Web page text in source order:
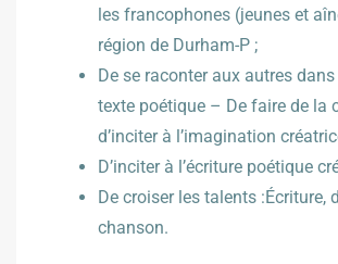
les francophones (jeunes et
région de Durham-P ;
De se raconter aux autres
texte poétique – De faire de la
d’inciter à l’imagination
D’inciter à l’écriture poétique
De croiser les talents :Écriture,
chanson.